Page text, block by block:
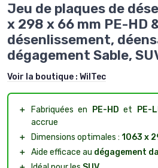
Jeu de plaques de
x 298 x 66 mm PE-HD
désenlissement,
dégagement Sable,
Voir la boutique : WilTec
＋ Fabriquées en PE-HD et PE-
accrue
＋
Dimensions optimales : 1063 x
＋ Aide efficace au dégagement